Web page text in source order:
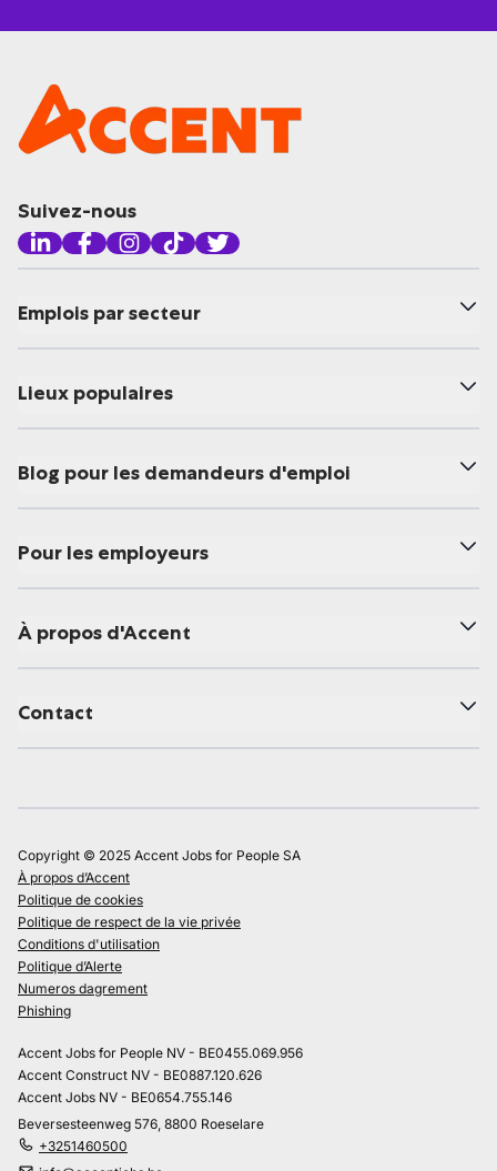
Suivez-nous
Emplois par secteur
Lieux populaires
Blog pour les demandeurs d'emploi
Pour les employeurs
À propos d'Accent
Contact
Copyright © 2025 Accent Jobs for People SA
À propos d’Accent
Politique de cookies
Politique de respect de la vie privée
Conditions d'utilisation
Politique d’Alerte
Numeros dagrement
Phishing
Accent Jobs for People NV - BE0455.069.956
Accent Construct NV - BE0887.120.626
Accent Jobs NV - BE0654.755.146
Beversesteenweg 576, 8800 Roeselare
+3251460500